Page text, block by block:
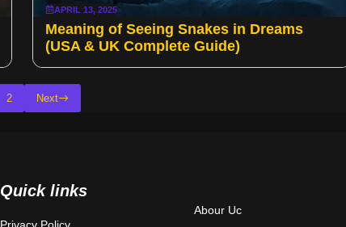
APRIL 13, 2025
Meaning of Seeing Snakes in Dreams
(USA & UK Complete Guide)
2 Next
Quick links
Abour Uc